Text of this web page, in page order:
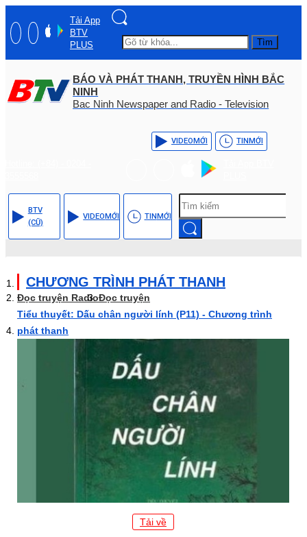
Tải App
BTV
PLUS
Tìm
BÁO VÀ PHÁT THANH, TRUYỀN HÌNH BẮC
NINH
Bac Ninh Newspaper and Radio - Television
VIDEOMỚI TINMỚI
BTV
(CŨ)
VIDEOMỚI TINMỚI
CHƯƠNG TRÌNH PHÁT THANH
Đọc truyện RadioĐọc truyện
Tiểu thuyết: Dấu chân người lính (P11) - Chương trình
phát thanh
Tải về